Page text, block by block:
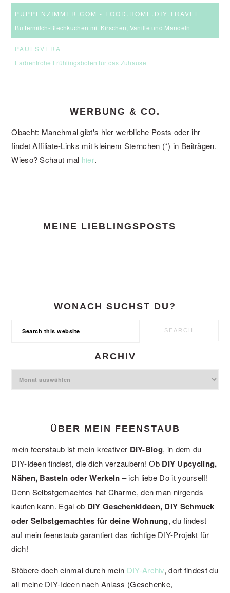
PUPPENZIMMER.COM - FOOD.HOME.DIY.TRAVEL
Buttermilch-Blechkuchen mit Kirschen, Vanille und Mandeln
PAULSVERA
Farbenfrohe Frühlingsboten für das Zuhause
WERBUNG & CO.
Obacht: Manchmal gibt's hier werbliche Posts oder ihr
findet Affiliate-Links mit kleinem Sternchen (*) in Beiträgen.
Wieso? Schaut mal hier.
MEINE LIEBLINGSPOSTS
WONACH SUCHST DU?
ARCHIV
Archiv
ÜBER MEIN FEENSTAUB
mein feenstaub ist mein kreativer DIY-Blog, in dem du
DIY-Ideen findest, die dich verzaubern! Ob DIY Upcycling,
Nähen, Basteln oder Werkeln – ich liebe Do it yourself!
Denn Selbstgemachtes hat Charme, den man nirgends
kaufen kann. Egal ob DIY Geschenkideen, DIY Schmuck
oder Selbstgemachtes für deine Wohnung, du findest
auf mein feenstaub garantiert das richtige DIY-Projekt für
dich!
Stöbere doch einmal durch mein DIY-Archiv, dort findest du
all meine DIY-Ideen nach Anlass (Geschenke,